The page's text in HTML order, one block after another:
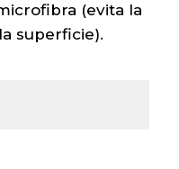
(evita la
superficie).